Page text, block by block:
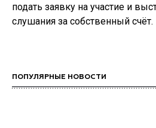
подать заявку на участие и
слушания за собственный счёт.
ПОПУЛЯРНЫЕ НОВОСТИ